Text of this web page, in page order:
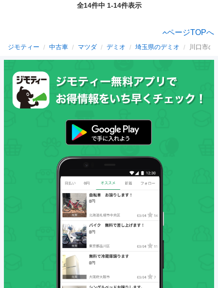
全14件中 1-14件表示
ページTOPへ
ジモティー 中古車 マツダ デミオ 埼玉県のデミオ 川口市の